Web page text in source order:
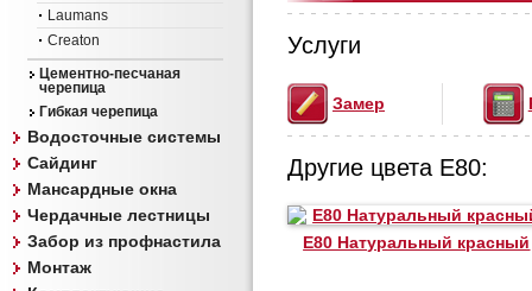
Laumans
Creaton
Цементно-песчаная
черепица
Гибкая черепица
Водосточные системы
Сайдинг
Мансардные окна
Чердачные лестницы
Забор из профнастила
Монтаж
Услуги
Замер
Другие цвета E80:
E80 Натуральный красный